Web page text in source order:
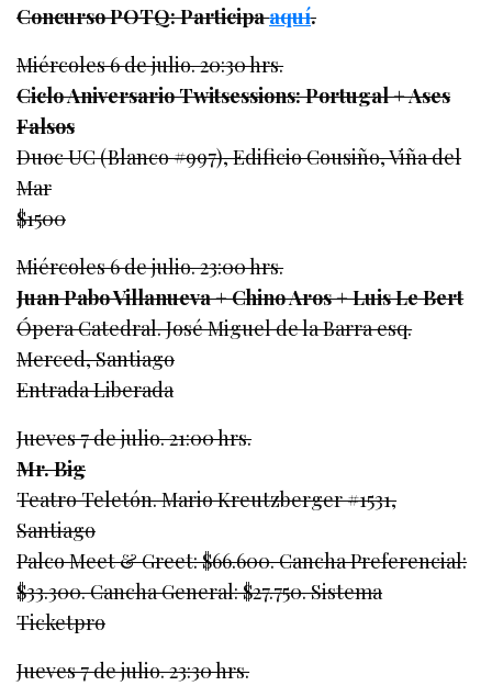
Concurso POTQ: Participaaquí.
Miércoles 6 de julio. 20:30 hrs.
Ciclo Aniversario Twitsessions: Portugal + Ases
Falsos
Duoc UC (Blanco #997), Edificio Cousiño, Viña del
Mar
$1500
Miércoles 6 de julio. 23:00 hrs.
Juan Pabo Villanueva + Chino Aros + Luis Le Bert
Ópera Catedral. José Miguel de la Barra esq.
Merced, Santiago
Entrada Liberada
Jueves 7 de julio. 21:00 hrs.
Mr. Big
Teatro Teletón. Mario Kreutzberger #1531,
Santiago
Palco Meet & Greet: $66.600. Cancha Preferencial:
$33.300. Cancha General: $27.750. Sistema
Ticketpro
Jueves 7 de julio. 23:30 hrs.